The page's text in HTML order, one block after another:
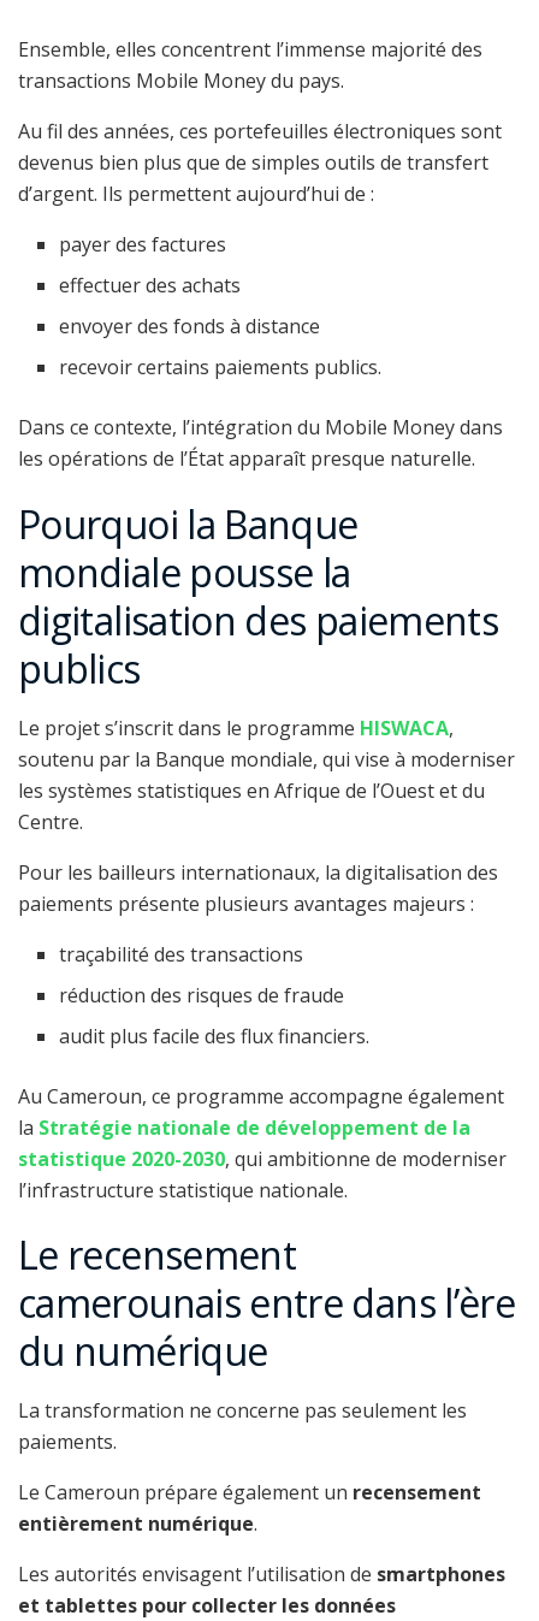
Ensemble, elles concentrent l’immense majorité des
transactions Mobile Money du pays.
Au fil des années, ces portefeuilles électroniques sont
devenus bien plus que de simples outils de transfert
d’argent. Ils permettent aujourd’hui de :
payer des factures
effectuer des achats
envoyer des fonds à distance
recevoir certains paiements publics.
Dans ce contexte, l’intégration du Mobile Money dans
les opérations de l’État apparaît presque naturelle.
Pourquoi la Banque
mondiale pousse la
digitalisation des paiements
publics
Le projet s’inscrit dans le programme HISWACA,
soutenu par la Banque mondiale, qui vise à moderniser
les systèmes statistiques en Afrique de l’Ouest et du
Centre.
Pour les bailleurs internationaux, la digitalisation des
paiements présente plusieurs avantages majeurs :
traçabilité des transactions
réduction des risques de fraude
audit plus facile des flux financiers.
Au Cameroun, ce programme accompagne également
la Stratégie nationale de développement de la
statistique 2020-2030, qui ambitionne de moderniser
l’infrastructure statistique nationale.
Le recensement
camerounais entre dans l’ère
du numérique
La transformation ne concerne pas seulement les
paiements.
Le Cameroun prépare également un recensement
entièrement numérique.
Les autorités envisagent l’utilisation de smartphones
et tablettes pour collecter les données